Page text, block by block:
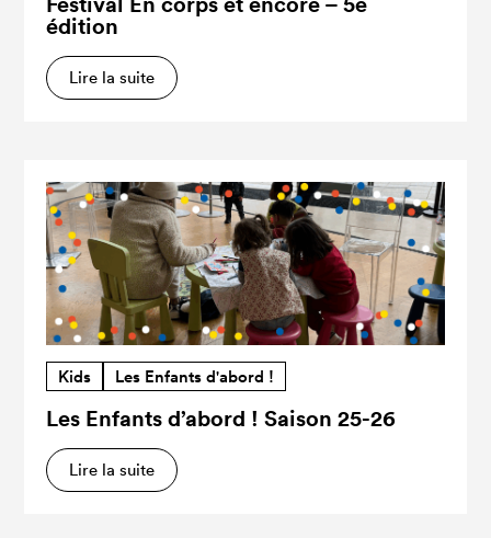
édition
Lire la suite
Kids Les Enfants d'abord !
Les Enfants d’abord ! Saison 25-26
Lire la suite